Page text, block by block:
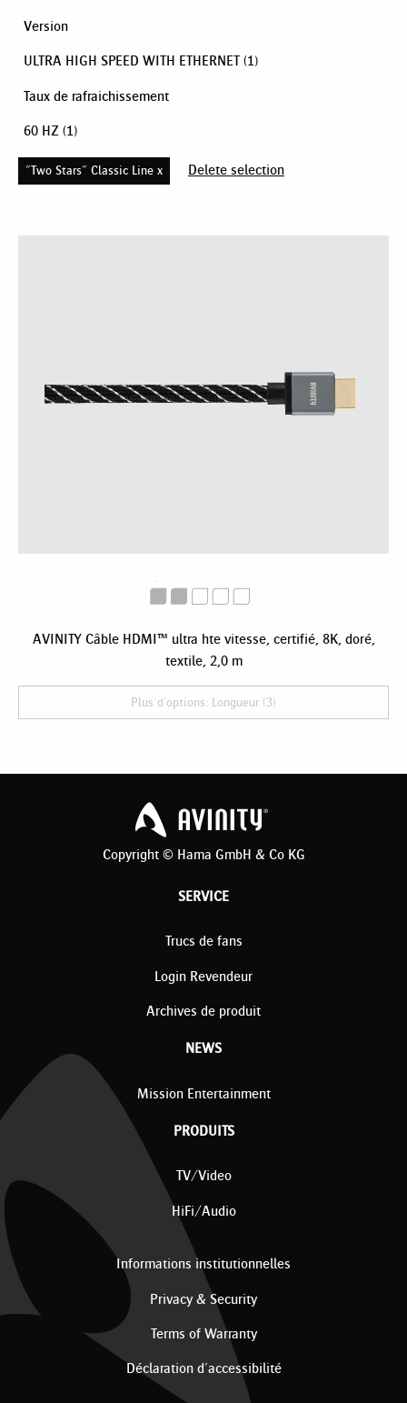
Version
ULTRA HIGH SPEED WITH ETHERNET (1)
Taux de rafraichissement
60 HZ (1)
"Two Stars" Classic Line x Delete selection
AVINITY Câble HDMI™ ultra hte vitesse, certifié, 8K, doré,
textile, 2,0 m
Plus d'options: Longueur (3)
Copyright © Hama GmbH & Co KG
SERVICE
Trucs de fans
Login Revendeur
Archives de produit
NEWS
Mission Entertainment
PRODUITS
TV/Video
HiFi/Audio
Informations institutionnelles
Privacy & Security
Terms of Warranty
Déclaration d'accessibilité